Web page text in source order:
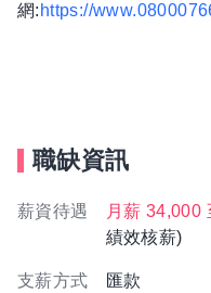
網: https://
職缺資訊
薪資待遇 月薪 34,000
績效核薪)
支薪方式 匯款